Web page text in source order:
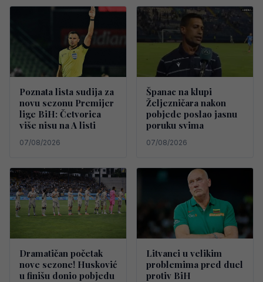
Poznata lista sudija za
novu sezonu Premijer
lige BiH: Četvorica
više nisu na A listi
07/08/2026
Španac na klupi
Željezničara nakon
pobjede poslao jasnu
poruku svima
07/08/2026
Dramatičan početak
nove sezone! Husković
u finišu donio pobjedu
Litvanci u velikim
problemima pred duel
protiv BiH